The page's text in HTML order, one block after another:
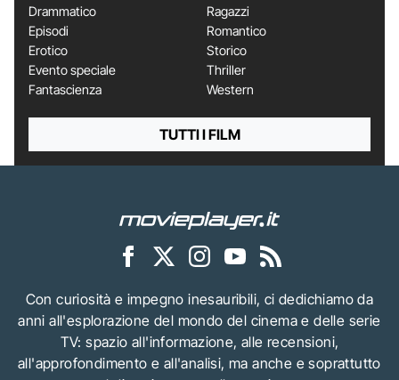
Drammatico
Episodi
Erotico
Evento speciale
Fantascienza
Ragazzi
Romantico
Storico
Thriller
Western
TUTTI I FILM
Con curiosità e impegno inesauribili, ci dedichiamo da
anni all'esplorazione del mondo del cinema e delle serie
TV: spazio all'informazione, alle recensioni,
all'approfondimento e all'analisi, ma anche e soprattutto